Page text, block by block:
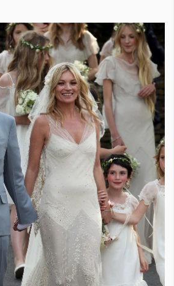
ЗА НАС
Условия за
ползване
За нас
Реклама
Политика за